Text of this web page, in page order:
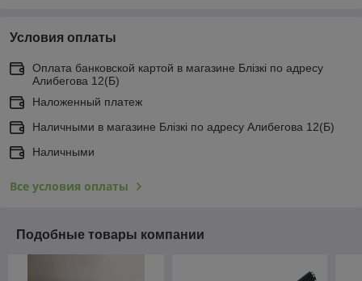
Условия оплаты
Оплата банковской картой в магазине Блiзкi по адресу
Алибегова 12(Б)
Наложенный платеж
Наличными в магазине Блiзкi по адресу Алибегова 12(Б)
Наличными
Все условия оплаты
Подобные товары компании